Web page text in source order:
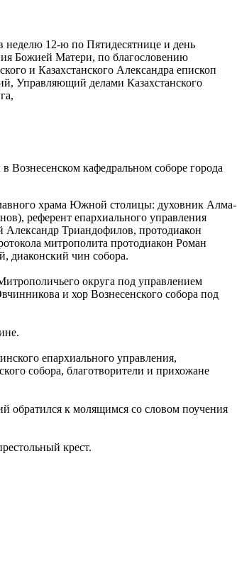
неделю 12-ю по Пятидесятнице и день
Божией Матери, по благословению
и Казахстанского Александра епископ
Управляющий делами Казахстанского
Вознесенском кафедральном соборе города
храма Южной столицы: духовник Алма-
референт епархиального управления
Триандофилов, протодиакон
митрополита протодиакон Роман
диаконский чин собора.
округа под управлением
и хор Вознесенского собора под
епархиального управления,
собора, благотворители и прихожане
обратился к молящимся со словом поучения
крест.